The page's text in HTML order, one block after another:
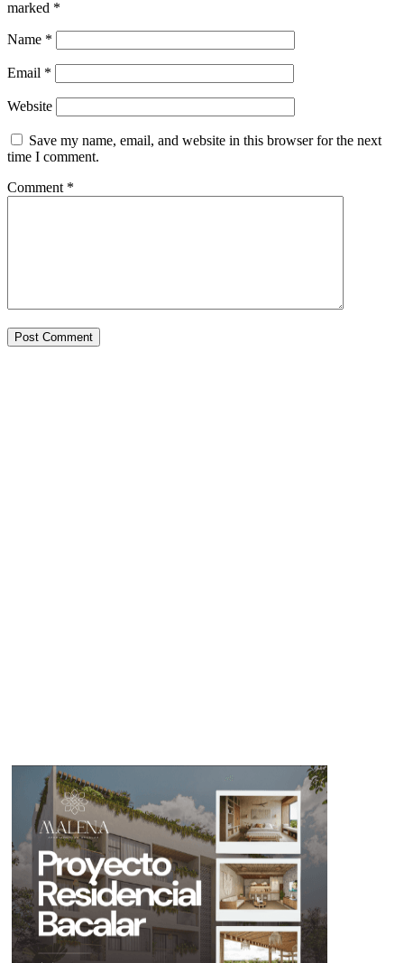
marked *
Name *
Email *
Website
Save my name, email, and website in this browser for the next
time I comment.
Comment *